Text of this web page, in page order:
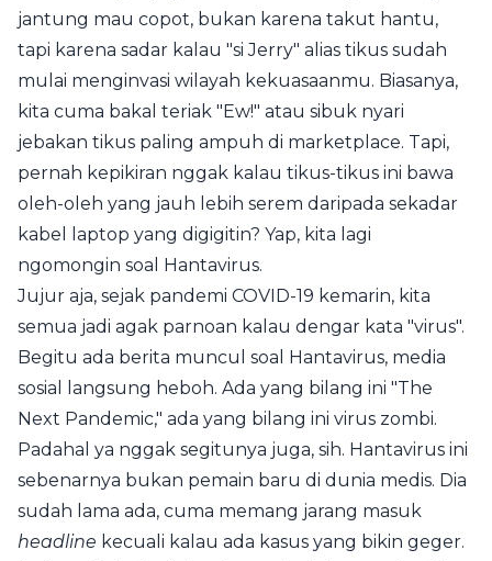
jantung mau copot, bukan karena takut hantu,
tapi karena sadar kalau "si Jerry" alias tikus sudah
mulai menginvasi wilayah kekuasaanmu. Biasanya,
kita cuma bakal teriak "Ew!" atau sibuk nyari
jebakan tikus paling ampuh di marketplace. Tapi,
pernah kepikiran nggak kalau tikus-tikus ini bawa
oleh-oleh yang jauh lebih serem daripada sekadar
kabel laptop yang digigitin? Yap, kita lagi
ngomongin soal Hantavirus.
Jujur aja, sejak pandemi COVID-19 kemarin, kita
semua jadi agak parnoan kalau dengar kata "virus".
Begitu ada berita muncul soal Hantavirus, media
sosial langsung heboh. Ada yang bilang ini "The
Next Pandemic," ada yang bilang ini virus zombi.
Padahal ya nggak segitunya juga, sih. Hantavirus ini
sebenarnya bukan pemain baru di dunia medis. Dia
sudah lama ada, cuma memang jarang masuk
headline kecuali kalau ada kasus yang bikin geger.